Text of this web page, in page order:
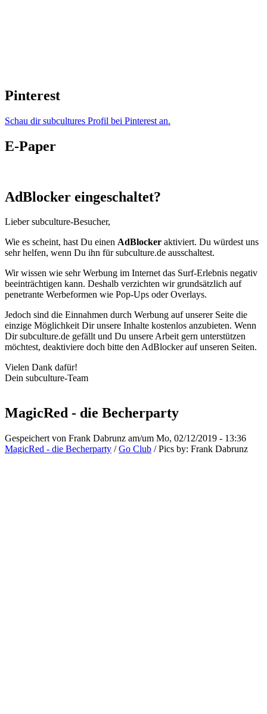
Pinterest
Schau dir subcultures Profil bei Pinterest an.
E-Paper
AdBlocker eingeschaltet?
Lieber subculture-Besucher,
Wie es scheint, hast Du einen AdBlocker aktiviert. Du würdest uns
sehr helfen, wenn Du ihn für subculture.de ausschaltest.
Wir wissen wie sehr Werbung im Internet das Surf-Erlebnis negativ
beeinträchtigen kann. Deshalb verzichten wir grundsätzlich auf
penetrante Werbeformen wie Pop-Ups oder Overlays.
Jedoch sind die Einnahmen durch Werbung auf unserer Seite die
einzige Möglichkeit Dir unsere Inhalte kostenlos anzubieten. Wenn
Dir subculture.de gefällt und Du unsere Arbeit gern unterstützen
möchtest, deaktiviere doch bitte den AdBlocker auf unseren Seiten.
Vielen Dank dafür!
Dein subculture-Team
MagicRed - die Becherparty
Gespeichert von Frank Dabrunz am/um Mo, 02/12/2019 - 13:36
MagicRed - die Becherparty /Go Club /Pics by: Frank Dabrunz